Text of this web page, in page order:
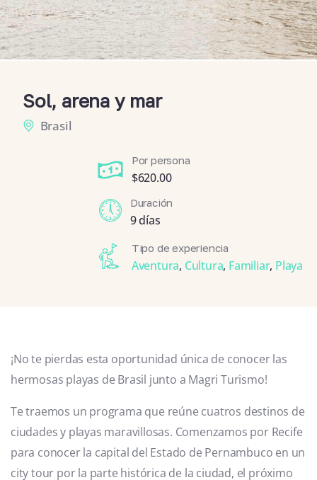
Sol, arena y mar
Brasil
Por persona
$620.00
Duración
9 días
Tipo de experiencia
Aventura, Cultura, Familiar, Playa
¡No te pierdas esta oportunidad única de conocer las
hermosas playas de Brasil junto a Magri Turismo!
Te traemos un programa que reúne cuatros destinos de
ciudades y playas maravillosas. Comenzamos por Recife
para conocer la capital del Estado de Pernambuco en un
city tour por la parte histórica de la ciudad, el próximo